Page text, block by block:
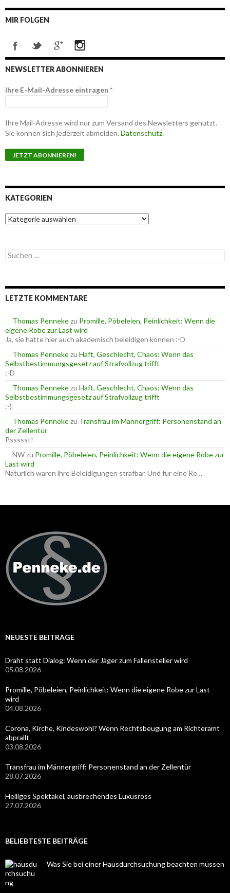
MIR FOLGEN
NEWSLETTER ABONNIEREN
Ihre E-Mail-Adresse eintragen *
Ihre Mail-Adresse wird nur zum Versand des Newsletters genutzt.
Sie können sich jederzeit abmelden. Datenschutz.
KATEGORIEN
K
a
g
o
n
S
u
e
n
c
h
:
LETZTE KOMMENTARE
Thomas Pennekezu Promille, Pöbeleien, Peinlichkeit: Wenn die
eigene Robe zur Last wird
Ja, sie hätte hier auch akademisch beleidigen können :-D
Thomas Pennekezu Haft, Geschlecht, Chaos: Wenn das
Selbstbestimmungsgesetz auf Strafvollzug trifft
:-D
Thomas Pennekezu Haft, Geschlecht, Chaos: Wenn das
Selbstbestimmungsgesetz auf Strafvollzug trifft
:-)
Thomas Pennekezu Transfrau im Männergriff: Personenstand an
der Zellentür
Pssssst!
NWzu Promille, Pöbeleien, Peinlichkeit: Wenn die eigene Robe zur
Last wird
Natürlich waren ihre Beleidigungen strafbar. Und für eine Re…
NEUESTE BEITRÄGE
Draht statt Dialog: Wenn der Jäger zum Fallensteller wird
05.08.2026
Promille, Pöbeleien, Peinlichkeit: Wenn die eigene Robe zur Last
wird
04.08.2026
Corona, Kirche, Kindeswohl? Wenn Rechtsbeugung am Richteramt
abprallt
03.08.2026
Transfrau im Männergriff: Personenstand an der Zellentür
28.07.2026
Heiliges Spektakel, ausbrechendes Luxusross
27.07.2026
BELIEBTESTE BEITRÄGE
Was Sie bei einer Hausdurchsuchung beachten müssen